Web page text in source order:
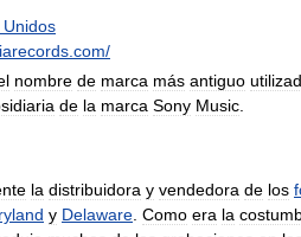
Unidos
com/
nombre de marca más antiguo
de la marca Sony Music
la distribuidora y vendedora de los
y Delaware Como era la